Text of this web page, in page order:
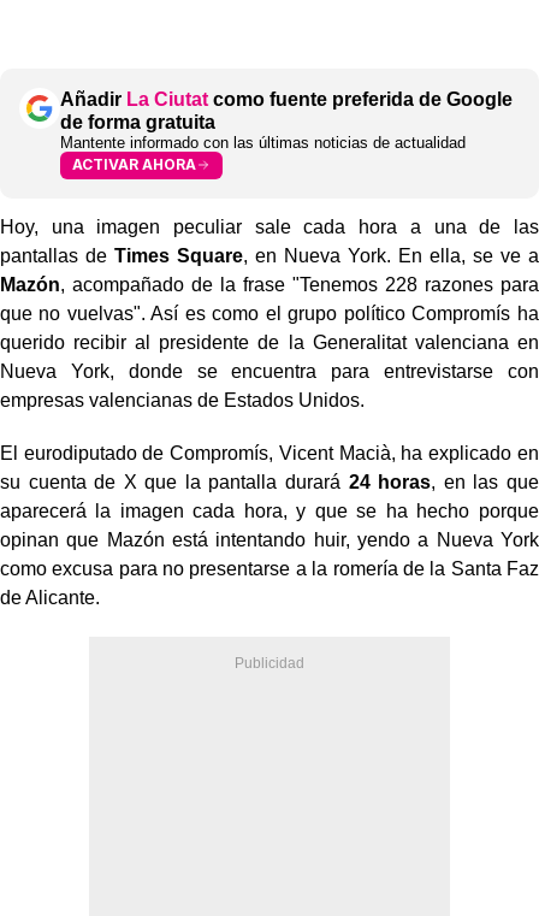
Añadir La Ciutat como fuente preferida de Google
de forma gratuita
Mantente informado con las últimas noticias de actualidad
ACTIVAR AHORA
Hoy, una imagen peculiar sale cada hora a una de las
pantallas de Times Square, en Nueva York. En ella, se ve a
Mazón, acompañado de la frase "Tenemos 228 razones para
que no vuelvas". Así es como el grupo político Compromís ha
querido recibir al presidente de la Generalitat valenciana en
Nueva York, donde se encuentra para entrevistarse con
empresas valencianas de Estados Unidos.
El eurodiputado de Compromís, Vicent Macià, ha explicado en
su cuenta de X que la pantalla durará 24 horas, en las que
aparecerá la imagen cada hora, y que se ha hecho porque
opinan que Mazón está intentando huir, yendo a Nueva York
como excusa para no presentarse a la romería de la Santa Faz
de Alicante.